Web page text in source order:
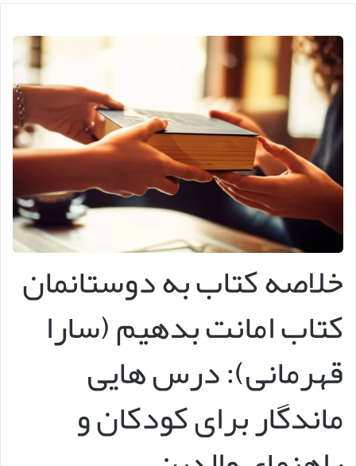
خلاصه کتاب به دوستانمان
کتاب امانت بدهیم (سارا
قهرمانی): درس هایی
ماندگار برای کودکان و